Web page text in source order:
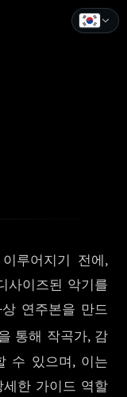
루어지기 전에,
사이즈된 악기를
연주본을 만드
통해 작곡가, 감
수 있으며, 이는
한 가이드 역할
Русский
本語
국어